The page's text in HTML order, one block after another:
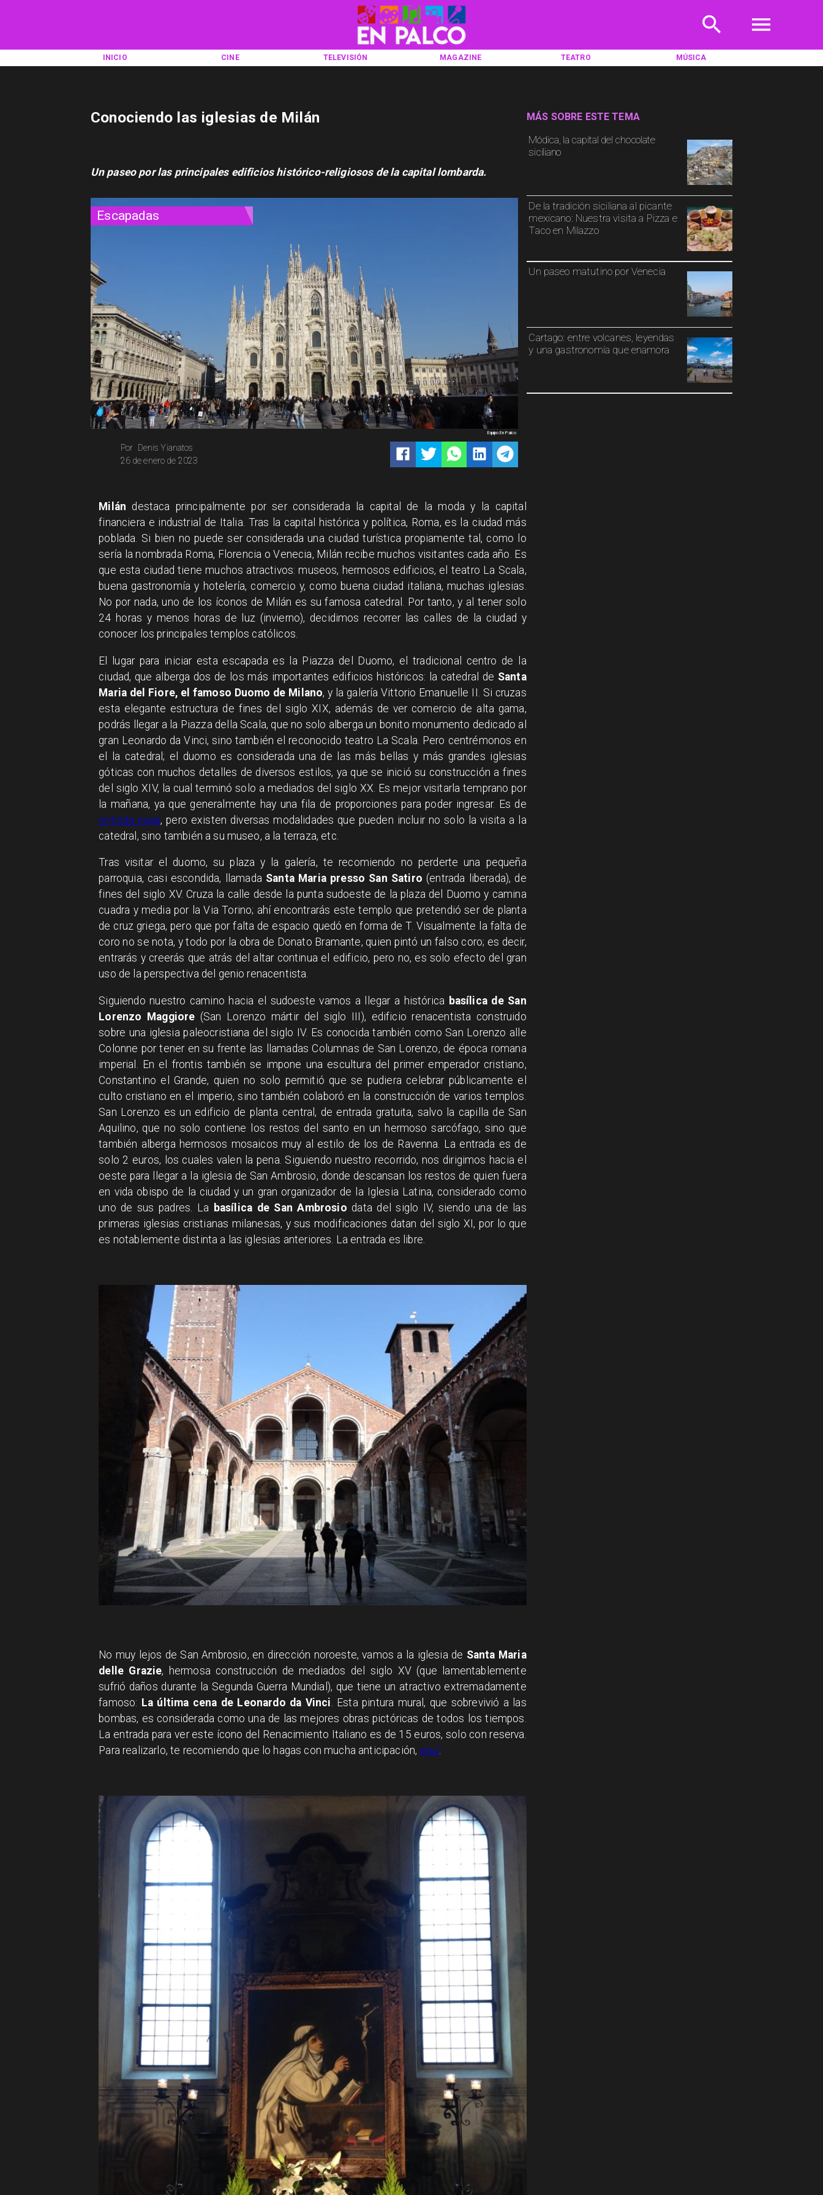
INICIO CINE TELEVISIÓN MAGAZINE TEATRO MÚSICA
Escapadas
Denis Yianatos
Por
26 de enero de 2023
Equipo En Palco
Módica, la capital del chocolate
siciliano
De la tradición siciliana al picante
mexicano: Nuestra visita a Pizza e
Taco en Milazzo
Un paseo matutino por Venecia
Cartago: entre volcanes, leyendas
y una gastronomía que enamora
MÁS SOBRE ESTE TEMA
Conociendo las iglesias de Milán
Un paseo por las principales edificios histórico-religiosos de la capital lombarda.
Milán destaca principalmente por ser considerada la capital de la moda y la capital
financiera e industrial de Italia. Tras la capital histórica y política, Roma, es la ciudad más
poblada. Si bien no puede ser considerada una ciudad turística propiamente tal, como lo
sería la nombrada Roma, Florencia o Venecia, Milán recibe muchos visitantes cada año. Es
que esta ciudad tiene muchos atractivos: museos, hermosos edificios, el teatro La Scala,
buena gastronomía y hotelería, comercio y, como buena ciudad italiana, muchas iglesias.
No por nada, uno de los íconos de Milán es su famosa catedral. Por tanto, y al tener solo
24 horas y menos horas de luz (invierno), decidimos recorrer las calles de la ciudad y
conocer los principales templos católicos.
El lugar para iniciar esta escapada es la Piazza del Duomo, el tradicional centro de la
ciudad, que alberga dos de los más importantes edificios históricos: la catedral de Santa
Maria del Fiore, el famoso Duomo de Milano, y la galería Vittorio Emanuelle II. Si cruzas
esta elegante estructura de fines del siglo XIX, además de ver comercio de alta gama,
podrás llegar a la Piazza della Scala, que no solo alberga un bonito monumento dedicado al
gran Leonardo da Vinci, sino también el reconocido teatro La Scala. Pero centrémonos en
el la catedral; el duomo es considerada una de las más bellas y más grandes iglesias
góticas con muchos detalles de diversos estilos, ya que se inició su construcción a fines
del siglo XIV, la cual terminó solo a mediados del siglo XX. Es mejor visitarla temprano por
la mañana, ya que generalmente hay una fila de proporciones para poder ingresar. Es de
entrada paga, pero existen diversas modalidades que pueden incluir no solo la visita a la
catedral, sino también a su museo, a la terraza, etc.
Tras visitar el duomo, su plaza y la galería, te recomiendo no perderte una pequeña
parroquia, casi escondida, llamada Santa Maria presso San Satiro (entrada liberada), de
fines del siglo XV. Cruza la calle desde la punta sudoeste de la plaza del Duomo y camina
cuadra y media por la Via Torino; ahí encontrarás este templo que pretendió ser de planta
de cruz griega, pero que por falta de espacio quedó en forma de T. Visualmente la falta de
coro no se nota, y todo por la obra de Donato Bramante, quien pintó un falso coro; es decir,
entrarás y creerás que atrás del altar continua el edificio, pero no, es solo efecto del gran
uso de la perspectiva del genio renacentista.
Siguiendo nuestro camino hacia el sudoeste vamos a llegar a histórica basílica de San
Lorenzo Maggiore (San Lorenzo mártir del siglo III), edificio renacentista construido
sobre una iglesia paleocristiana del siglo IV. Es conocida también como San Lorenzo alle
Colonne por tener en su frente las llamadas Columnas de San Lorenzo, de época romana
imperial. En el frontis también se impone una escultura del primer emperador cristiano,
Constantino el Grande, quien no solo permitió que se pudiera celebrar públicamente el
culto cristiano en el imperio, sino también colaboró en la construcción de varios templos.
San Lorenzo es un edificio de planta central, de entrada gratuita, salvo la capilla de San
Aquilino, que no solo contiene los restos del santo en un hermoso sarcófago, sino que
también alberga hermosos mosaicos muy al estilo de los de Ravenna. La entrada es de
solo 2 euros, los cuales valen la pena. Siguiendo nuestro recorrido, nos dirigimos hacia el
oeste para llegar a la iglesia de San Ambrosio, donde descansan los restos de quien fuera
en vida obispo de la ciudad y un gran organizador de la Iglesia Latina, considerado como
uno de sus padres. La basílica de San Ambrosio data del siglo IV, siendo una de las
primeras iglesias cristianas milanesas, y sus modificaciones datan del siglo XI, por lo que
es notablemente distinta a las iglesias anteriores. La entrada es libre.
No muy lejos de San Ambrosio, en dirección noroeste, vamos a la iglesia de Santa Maria
delle Grazie, hermosa construcción de mediados del siglo XV (que lamentablemente
sufrió daños durante la Segunda Guerra Mundial), que tiene un atractivo extremadamente
famoso: La última cena de Leonardo da Vinci. Esta pintura mural, que sobrevivió a las
bombas, es considerada como una de las mejores obras pictóricas de todos los tiempos.
La entrada para ver este ícono del Renacimiento Italiano es de 15 euros, solo con reserva.
Para realizarlo, te recomiendo que lo hagas con mucha anticipación, aquí.